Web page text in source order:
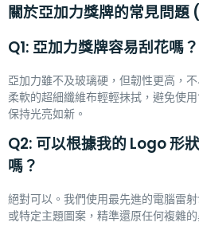
關於亞加力獎牌的常見問題
Q1: 亞加力獎牌容易刮花嗎？
亞加力雖不及玻璃硬，但韌性更高，
柔軟的超細纖維布輕輕抹拭，避免使
保持光亮如新。
Q2: 可以根據我的 Logo 形
嗎？
絕對可以。我們使用最先進的電腦雷
或特定主題圖案，精準還原任何複雜的